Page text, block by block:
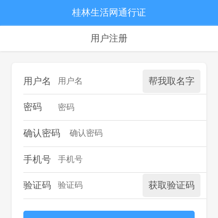
桂林生活网通行证
用户注册
用户名 帮我取名字
密码
确认密码
手机号
验证码 获取验证码